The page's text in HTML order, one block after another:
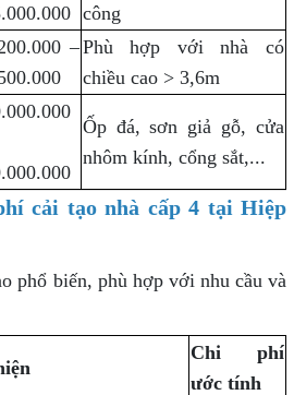
công
–Phù hợp với nhà có
chiều cao > 3,6m
Ốp đá, sơn giả gỗ, cửa
nhôm kính, cổng sắt,...
cải tạo nhà cấp 4 tại Hiệp
phổ biến, phù hợp với nhu cầu và
Chi phí
ước tính